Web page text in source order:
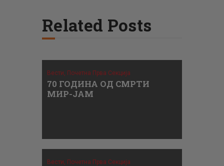
Related Posts
Вести, Почетна Прва Секција
70 ГОДИНА ОД СМРТИ
МИР-ЈАМ
Вести, Почетна Прва Секција